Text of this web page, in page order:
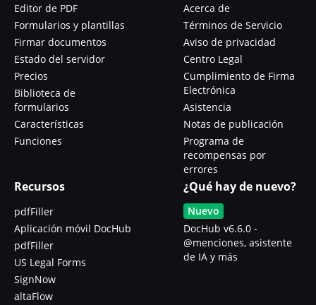
Editor de PDF
Formularios y plantillas
Firmar documentos
Estado del servidor
Precios
Biblioteca de
formularios
Características
Funciones
Acerca de
Términos de Servicio
Aviso de privacidad
Centro Legal
Cumplimiento de Firma
Electrónica
Asistencia
Notas de publicación
Programa de
recompensas por
errores
Recursos
pdfFiller
Aplicación móvil DocHub
pdfFiller
US Legal Forms
SignNow
altaFlow
¿Qué hay de nuevo?
Nuevo
DocHub v6.6.0 -
@menciones, asistente
de IA y más